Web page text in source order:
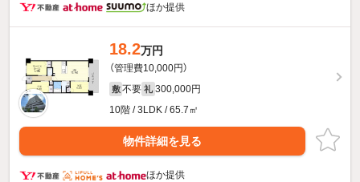
ほか提供
18.2万円
（管理費10,000円）
敷 不要 礼 300,000円
10階 / 3LDK / 65.7㎡
物件詳細を見る
ほか提供